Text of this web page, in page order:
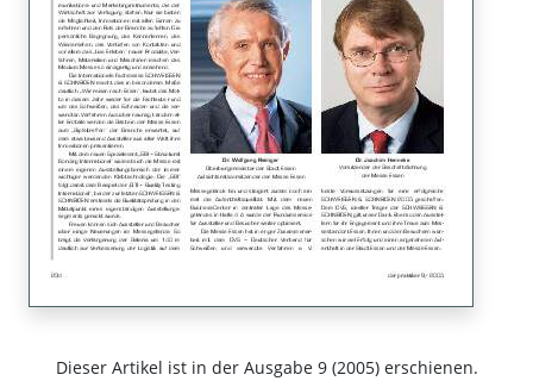
Dieser Artikel ist in der Ausgabe 9 (2005) erschienen.